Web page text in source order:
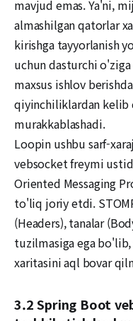
mavjud emas. Ya'ni,
almashilgan qatorlar
kirishga tayyorlanish
uchun dasturchi
maxsus ishlov
qiyinchiliklardan
murakkablashadi.
Loopin ushbu sarf-
vebsocket freymi
Oriented Messaging
to'liq joriy etdi.
(Headers), tanalar
tuzilmasiga ega
xaritasini aql bovar
3.2 Spring Boot